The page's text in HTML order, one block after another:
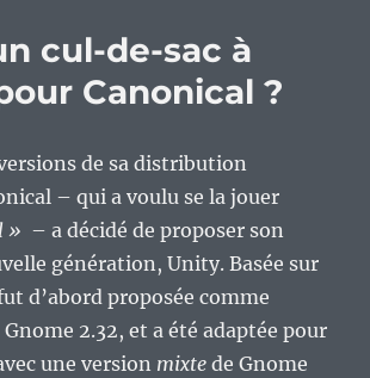
cul-de-sac à
Canonical ?
de sa distribution
– qui a voulu se la jouer
» – a décidé de proposer son
génération, Unity. Basée sur
d’abord proposée comme
2.32, et a été adaptée pour
une version mixte de Gnome